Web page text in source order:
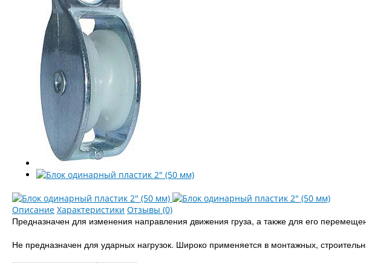
Описание Характеристики Отзывы (0)
Предназначен для изменения направления движения груза, а также для его
Не предназначен для ударных нагрузок. Широко применяется в монтажных,